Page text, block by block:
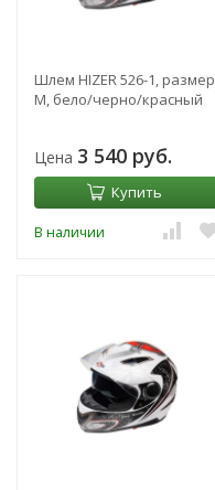
Шлем HIZER 526-1, размер
M, бело/черно/красный
Цена 3 540 руб.
Купить
В наличии